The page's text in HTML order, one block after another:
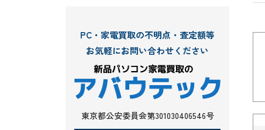
PC・家電買取の不明点・査定額等
お気軽にお問い合わせください
東京都公安委員会第301030406546号